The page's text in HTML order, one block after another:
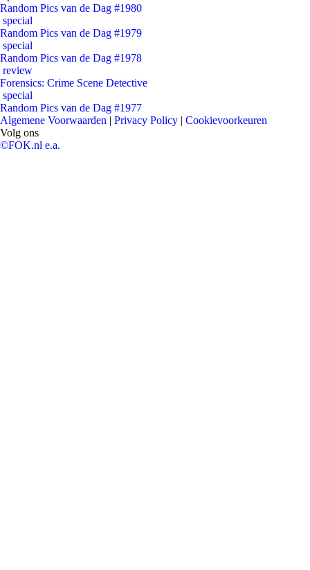
Random Pics van de Dag #1980
special
Random Pics van de Dag #1979
special
Random Pics van de Dag #1978
review
Forensics: Crime Scene Detective
special
Random Pics van de Dag #1977
Algemene Voorwaarden | Privacy Policy | Cookievoorkeuren
Volg ons
©FOK.nl e.a.